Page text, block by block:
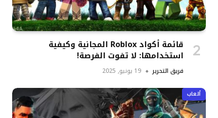
قائمة أكواد Roblox المجانية وكيفية
استخدامها: لا تفوت الفرصة!
فريق التحرير 19 يونيو, 2025
ألعاب